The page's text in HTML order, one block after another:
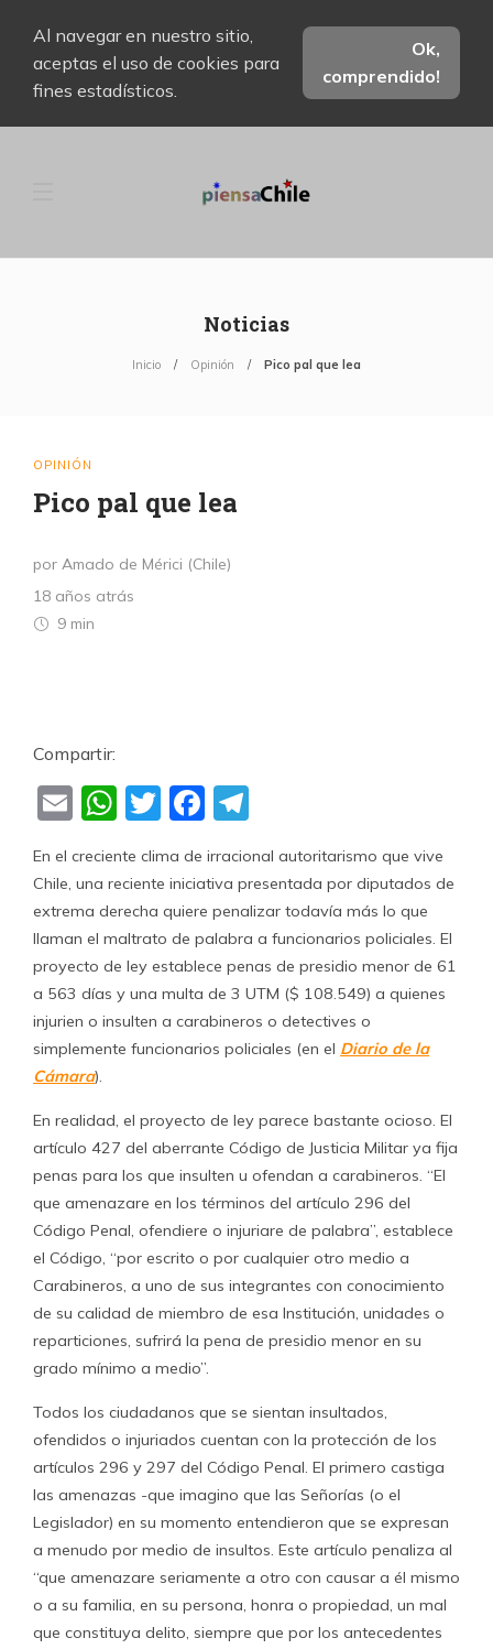
Al navegar en nuestro sitio,
aceptas el uso de cookies para
fines estadísticos.
Ok,
comprendido!
Noticias
Inicio Opinión Pico pal que lea
OPINIÓN
Pico pal que lea
por Amado de Mérici (Chile)
18 años atrás
9 min
Compartir:
EmailWhatsApp
TwitterFacebook
En el creciente clima de irracional autoritarismo que vive
Chile, una reciente iniciativa presentada por diputados de
extrema derecha quiere penalizar todavía más lo que
llaman el maltrato de palabra a funcionarios policiales. El
proyecto de ley establece penas de presidio menor de 61
a 563 días y una multa de 3 UTM ($ 108.549) a quienes
injurien o insulten a carabineros o detectives o
simplemente funcionarios policiales (en el Diario de la
Cámara).
En realidad, el proyecto de ley parece bastante ocioso. El
artículo 427 del aberrante Código de Justicia Militar ya fija
penas para los que insulten u ofendan a carabineros. “El
que amenazare en los términos del artículo 296 del
Código Penal, ofendiere o injuriare de palabra”, establece
el Código, “por escrito o por cualquier otro medio a
Carabineros, a uno de sus integrantes con conocimiento
de su calidad de miembro de esa Institución, unidades o
reparticiones, sufrirá la pena de presidio menor en su
grado mínimo a medio”.
Todos los ciudadanos que se sientan insultados,
ofendidos o injuriados cuentan con la protección de los
artículos 296 y 297 del Código Penal. El primero castiga
las amenazas -que imagino que las Señorías (o el
Legislador) en su momento entendieron que se expresan
a menudo por medio de insultos. Este artículo penaliza al
“que amenazare seriamente a otro con causar a él mismo
o a su familia, en su persona, honra o propiedad, un mal
que constituya delito, siempre que por los antecedentes